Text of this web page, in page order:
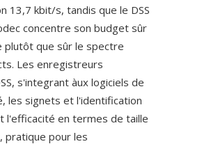
13,7 kbit/s, tandis que le DSS
concentre son budget sûr
plutôt que sûr le spectre
Les enregistreurs
s'integrant àux logiciels de
les signets et l'identification
l'efficacité en termes de taille
pratique pour les